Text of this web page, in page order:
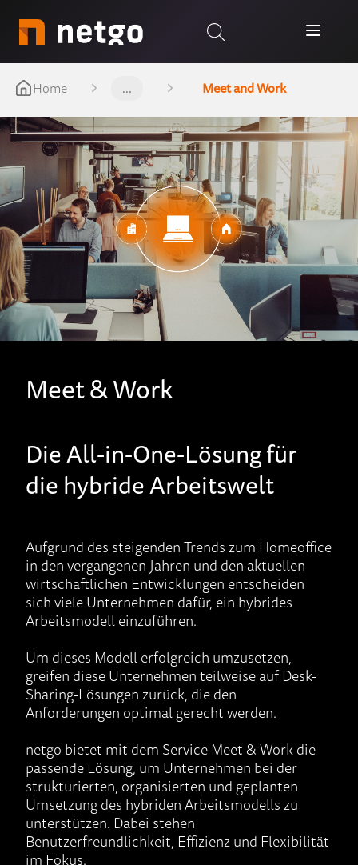
Home ... Meet and Work
Meet & Work
Die All-in-One-Lösung für
die hybride Arbeitswelt
Aufgrund des steigenden Trends zum Homeoffice
in den vergangenen Jahren und den aktuellen
wirtschaftlichen Entwicklungen entscheiden
sich viele Unternehmen dafür, ein hybrides
Arbeitsmodell einzuführen.
Um dieses Modell erfolgreich umzusetzen,
greifen diese Unternehmen teilweise auf Desk-
Sharing-Lösungen zurück, die den
Anforderungen optimal gerecht werden.
netgo bietet mit dem Service Meet & Work die
passende Lösung, um Unternehmen bei der
strukturierten, organisierten und geplanten
Umsetzung des hybriden Arbeitsmodells zu
unterstützen. Dabei stehen
Benutzerfreundlichkeit, Effizienz und Flexibilität
im Fokus.